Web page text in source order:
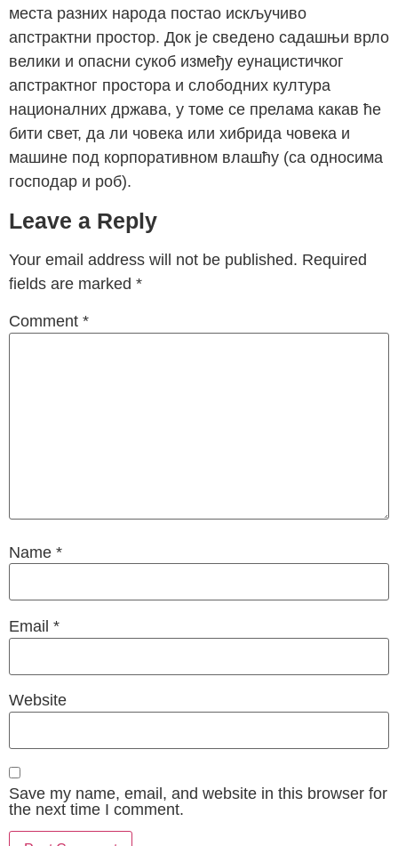
места разних народа постао искључиво
апстрактни простор. Док је сведено садашњи врло
велики и опасни сукоб између еунацистичког
апстрактног простора и слободних култура
националних држава, у томе се прелама какав ће
бити свет, да ли човека или хибрида човека и
машине под корпоративном влашћу (са односима
господар и роб).
Leave a Reply
Your email address will not be published. Required
fields are marked *
Comment *
Name *
Email *
Website
Save my name, email, and website in this browser for
the next time I comment.